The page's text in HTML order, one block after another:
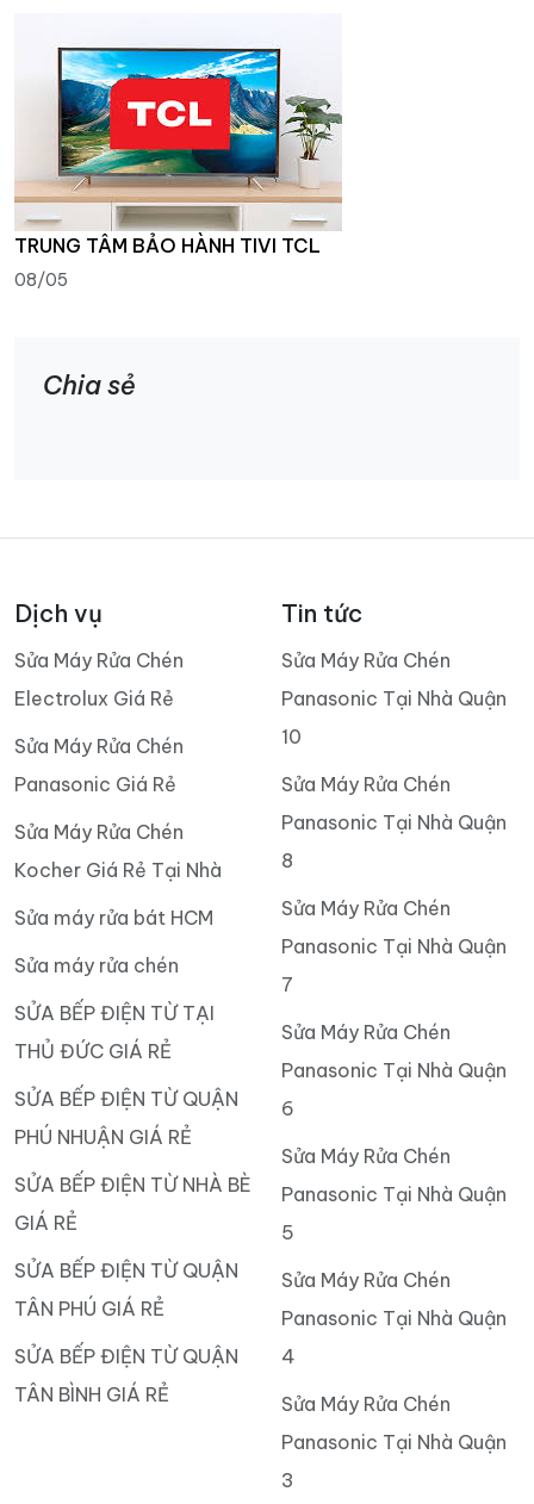
TRUNG TÂM BẢO HÀNH TIVI TCL
08/05
Chia sẻ
Dịch vụ
Sửa Máy Rửa Chén
Electrolux Giá Rẻ
Sửa Máy Rửa Chén
Panasonic Giá Rẻ
Sửa Máy Rửa Chén
Kocher Giá Rẻ Tại Nhà
Sửa máy rửa bát HCM
Sửa máy rửa chén
SỬA BẾP ĐIỆN TỪ TẠI
THỦ ĐỨC GIÁ RẺ
SỬA BẾP ĐIỆN TỪ QUẬN
PHÚ NHUẬN GIÁ RẺ
SỬA BẾP ĐIỆN TỪ NHÀ BÈ
GIÁ RẺ
SỬA BẾP ĐIỆN TỪ QUẬN
TÂN PHÚ GIÁ RẺ
SỬA BẾP ĐIỆN TỪ QUẬN
TÂN BÌNH GIÁ RẺ
Tin tức
Sửa Máy Rửa Chén
Panasonic Tại Nhà Quận
10
Sửa Máy Rửa Chén
Panasonic Tại Nhà Quận
8
Sửa Máy Rửa Chén
Panasonic Tại Nhà Quận
7
Sửa Máy Rửa Chén
Panasonic Tại Nhà Quận
6
Sửa Máy Rửa Chén
Panasonic Tại Nhà Quận
5
Sửa Máy Rửa Chén
Panasonic Tại Nhà Quận
4
Sửa Máy Rửa Chén
Panasonic Tại Nhà Quận
3